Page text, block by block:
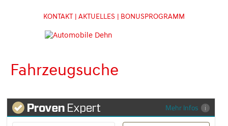
KONTAKT | AKTUELLES | BONUSPROGRAMM
Fahrzeugsuche
Mehr Infos